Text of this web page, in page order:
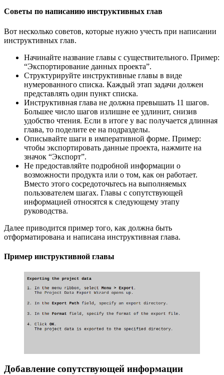
Советы по написанию инструктивных глав
Вот несколько советов, которые нужно учесть при написании
инструктивных глав.
Начинайте название главы с существительного. Пример:
“Экспортирование данных проекта”.
Структурируйте инструктивные главы в виде
нумерованного списка. Каждый этап задачи должен
представлять один пункт списка.
Инструктивная глава не должна превышать 11 шагов.
Большее число шагов излишне ее удлинит, снизив
удобство чтения. Если в итоге у вас получается длинная
глава, то поделите ее на подразделы.
Описывайте шаги в императивной форме. Пример:
чтобы экспортировать данные проекта, нажмите на
значок “Экспорт”.
Не предоставляйте подробной информации о
возможности продукта или о том, как он работает.
Вместо этого сосредоточьтесь на выполняемых
пользователем шагах. Главы с сопутствующей
информацией относятся к следующему этапу
руководства.
Далее приводится пример того, как должна быть
отформатирована и написана инструктивная глава.
Пример инструктивной главы
Добавление сопутствующей информации